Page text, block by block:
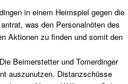
in einem Heimspiel gegen die
was den Personalnöten des
Aktionen zu finden und somit den
Beimerstetter und Tomerdinger
auszunutzen. Distanzschüsse